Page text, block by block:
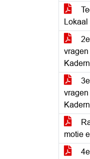
Lokaal
motie